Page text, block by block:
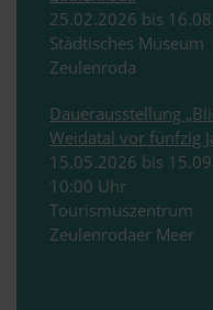
25.​02.​2026 bis
Städtisches Museum
Zeulenroda
Dauerausstellung
Weidatal vor fünfzig
15.​05.​2026 bis
10:00 Uhr
Tourismuszentrum
Zeulenrodaer Meer